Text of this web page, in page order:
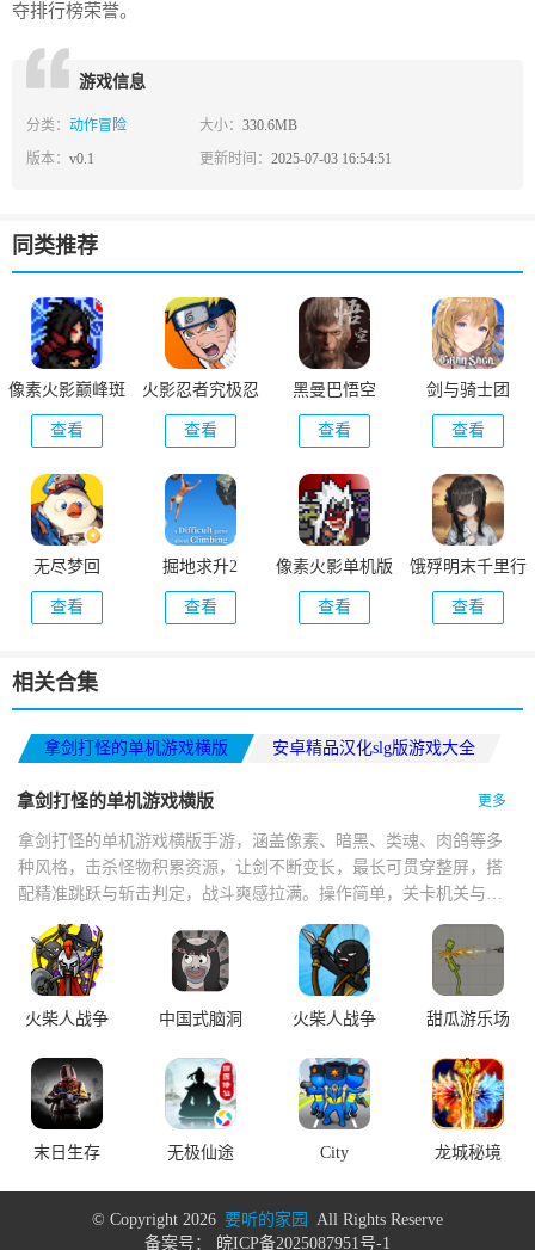
夺排行榜荣誉。
游戏信息
分类： 动作冒险 大小：330.6MB
版本： v0.1 更新时间：2025-07-03 16:54:51
同类推荐
像素火影巅峰斑
版本
查看
火影忍者究极忍
者风暴
查看
黑曼巴悟空
查看
剑与骑士团
查看
无尽梦回
查看
掘地求升2
查看
像素火影单机版
查看
饿殍明末千里行
查看
相关合集
拿剑打怪的单机游戏横版
安卓精品汉化slg版游戏大全
拿剑打怪的单机游戏横版 更多
拿剑打怪的单机游戏横版手游，涵盖像素、暗黑、类魂、肉鸽等多
种风格，击杀怪物积累资源，让剑不断变长，最长可贯穿整屏，搭
配精准跳跃与斩击判定，战斗爽感拉满。操作简单，关卡机关与怪
物设计巧妙，打击感扎实，技能切换流畅，掉落技能书与神器，支
持多人联机。
火柴人战争
中国式脑洞
火柴人战争
甜瓜游乐场
末日生存 无极仙途
City
龙城秘境
© Copyright 2026 要听的家园 All Rights Reserve
备案号：
皖ICP备2025087951号-1